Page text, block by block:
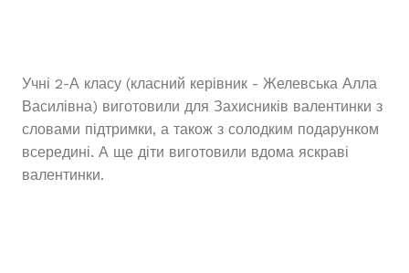
Учні 2-А класу (класний керівник - Желевська Алла
Василівна) виготовили для Захисників валентинки з
словами підтримки, а також з солодким подарунком
всередині. А ще діти виготовили вдома яскраві
валентинки.